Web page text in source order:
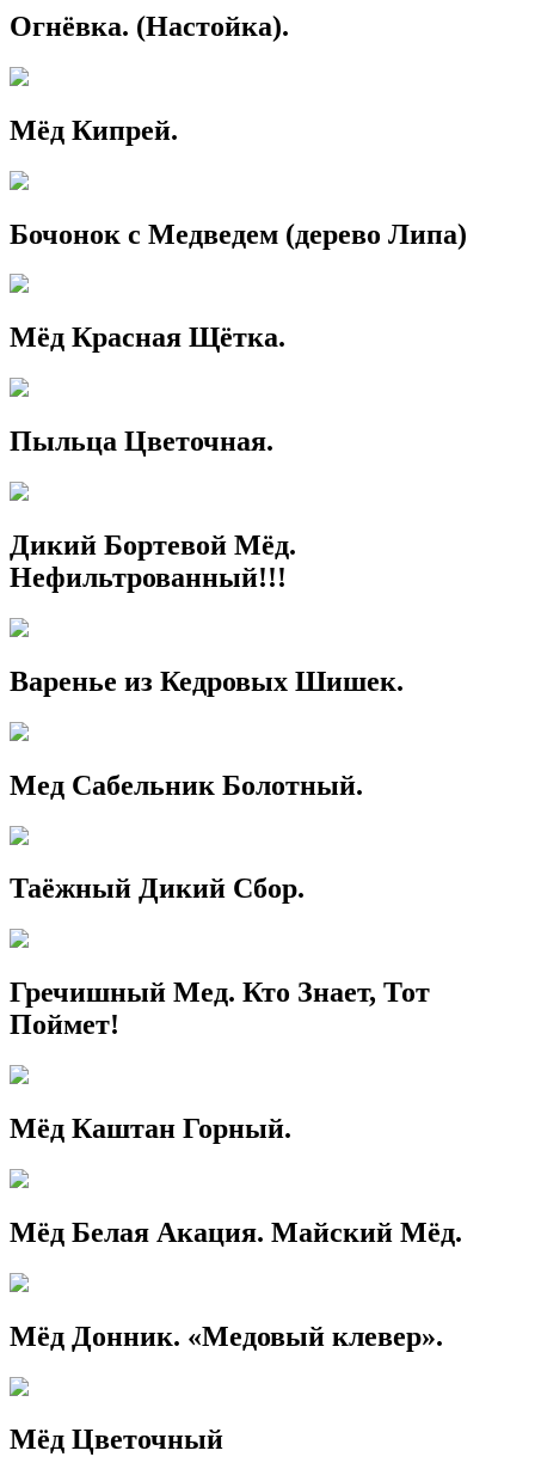
Огнёвка. (Настойка).
Мёд Кипрей.
Бочонок с Медведем (дерево Липа)
Мёд Красная Щётка.
Пыльца Цветочная.
Дикий Бортевой Мёд.
Нефильтрованный!!!
Варенье из Кедровых Шишек.
Мед Сабельник Болотный.
Таёжный Дикий Сбор.
Гречишный Мед. Кто Знает, Тот
Поймет!
Мёд Каштан Горный.
Мёд Белая Акация. Майский Мёд.
Мёд Донник. «Медовый клевер».
Мёд Цветочный